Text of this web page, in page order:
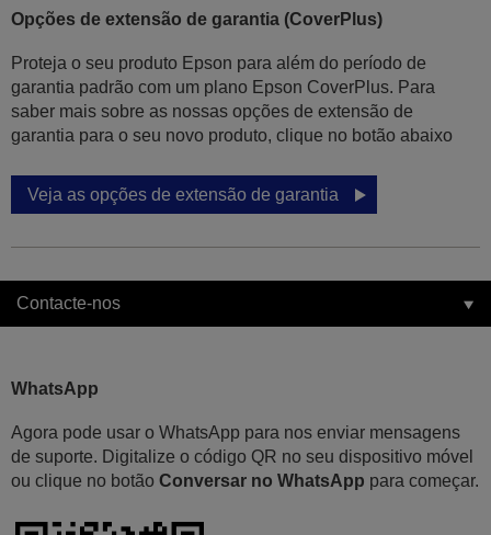
Opções de extensão de garantia (CoverPlus)
Proteja o seu produto Epson para além do período de
garantia padrão com um plano Epson CoverPlus. Para
saber mais sobre as nossas opções de extensão de
garantia para o seu novo produto, clique no botão abaixo
Veja as opções de extensão de garantia
Contacte-nos
WhatsApp
Agora pode usar o WhatsApp para nos enviar mensagens
de suporte. Digitalize o código QR no seu dispositivo móvel
ou clique no botão Conversar no WhatsApp para começar.